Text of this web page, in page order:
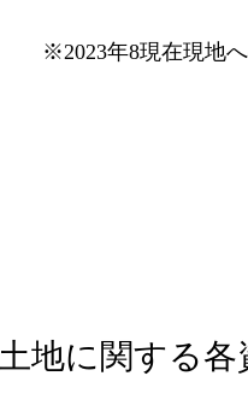
​※2023年8現在現地
土地に関する各